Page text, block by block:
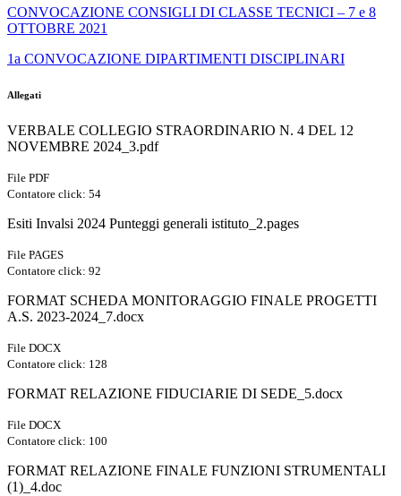
CONVOCAZIONE CONSIGLI DI CLASSE TECNICI – 7 e 8
OTTOBRE 2021
1a CONVOCAZIONE DIPARTIMENTI DISCIPLINARI
Allegati
VERBALE COLLEGIO STRAORDINARIO N. 4 DEL 12
NOVEMBRE 2024_3.pdf
File PDF
Contatore click: 54
Esiti Invalsi 2024 Punteggi generali istituto_2.pages
File PAGES
Contatore click: 92
FORMAT SCHEDA MONITORAGGIO FINALE PROGETTI
A.S. 2023-2024_7.docx
File DOCX
Contatore click: 128
FORMAT RELAZIONE FIDUCIARIE DI SEDE_5.docx
File DOCX
Contatore click: 100
FORMAT RELAZIONE FINALE FUNZIONI STRUMENTALI
(1)_4.doc